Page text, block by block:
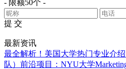
- 限额50个 -
提 交
最新资讯
最全解析！美国大学热门专业介绍
队） 前沿项目：NYU大学